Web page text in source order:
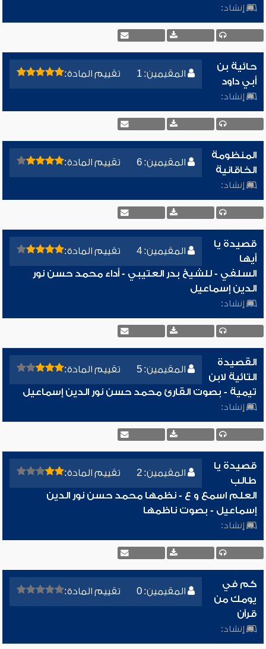
إنشاد:
المقيمين: 1 تقييم المادة:
حائية بن
أبي داود
إنشاد:
المقيمين: 6 تقييم المادة:
المنظومة
الخاقانية
إنشاد:
المقيمين: 4 تقييم المادة:
قصيدة يا
أيها
السلفي - للشيخ بدر العتيبي - أداء محمد حسن نور
الدين إسماعيل
إنشاد:
المقيمين: 5 تقييم المادة:
القصيدة
التائية لابن
تيمية - بصوت القارئ محمد حسن نور الدين إسماعيل
إنشاد:
المقيمين: 2 تقييم المادة:
قصيدة يا
طالب
العلم اسمع و ع - نظمها محمد حسن نور الدين
إسماعيل - بصوت ناظمها
إنشاد:
المقيمين: 0 تقييم المادة:
كم في
يومك من
قرآن
إنشاد: